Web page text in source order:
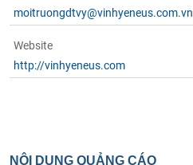
moitruongdtvy@vinhyeneus.com.vn
Website
http://vinhyeneus.com
Truyền
thông
tài
chính
liệu